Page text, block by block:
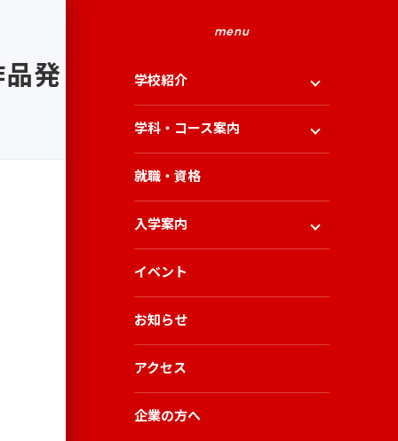
発
menu
学校紹介
学科・コース案内
就職・資格
入学案内
イベント
お知らせ
アクセス
企業の方へ